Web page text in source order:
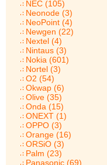
NEC (105)
Neonode (3)
NeoPoint (4)
Newgen (22)
Nextel (4)
Nintaus (3)
Nokia (601)
Nortel (3)
O2 (54)
Okwap (6)
Olive (35)
Onda (15)
ONEXT (1)
OPPO (3)
Orange (16)
ORSiO (3)
Palm (23)
Panasonic (69)